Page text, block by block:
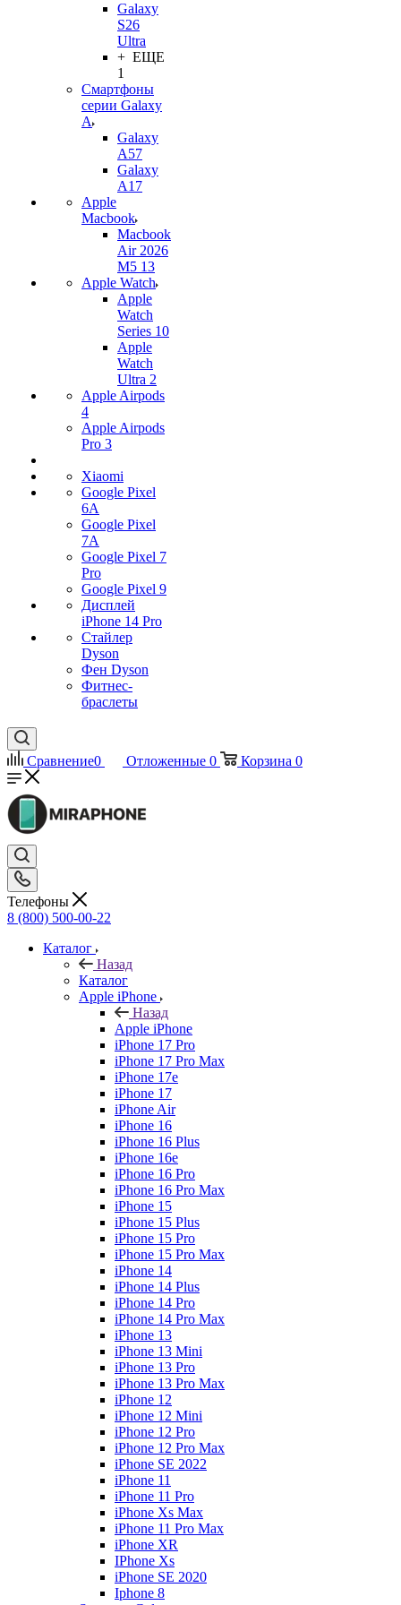
Galaxy
S26
Ultra
+ ЕЩЕ
1
Смартфоны
серии Galaxy
A
Galaxy
A57
Galaxy
A17
Apple
Macbook
Macbook
Air 2026
M5 13
Apple Watch
Apple
Watch
Series 10
Apple
Watch
Ultra 2
Apple Airpods
4
Apple Airpods
Pro 3
Xiaomi
Google Pixel
6A
Google Pixel
7А
Google Pixel 7
Pro
Google Pixel 9
Дисплей
iPhone 14 Pro
Стайлер
Dyson
Фен Dyson
Фитнес-
браслеты
Сравнение0 Отложенные 0 Корзина 0
Телефоны
8 (800) 500-00-22
Каталог
Назад
Каталог
Apple iPhone
Назад
Apple iPhone
iPhone 17 Pro
iPhone 17 Pro Max
iPhone 17e
iPhone 17
iPhone Air
iPhone 16
iPhone 16 Plus
iPhone 16e
iPhone 16 Pro
iPhone 16 Pro Max
iPhone 15
iPhone 15 Plus
iPhone 15 Pro
iPhone 15 Pro Max
iPhone 14
iPhone 14 Plus
iPhone 14 Pro
iPhone 14 Pro Max
iPhone 13
iPhone 13 Mini
iPhone 13 Pro
iPhone 13 Pro Max
iPhone 12
iPhone 12 Mini
iPhone 12 Pro
iPhone 12 Pro Max
iPhone SE 2022
iPhone 11
iPhone 11 Pro
iPhone Xs Max
iPhone 11 Pro Max
iPhone XR
IPhone Xs
iPhone SE 2020
Iphone 8